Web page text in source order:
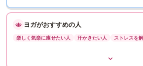
ヨガがおすすめの人
楽しく気楽に痩せたい人 汗かきたい人 ストレスを